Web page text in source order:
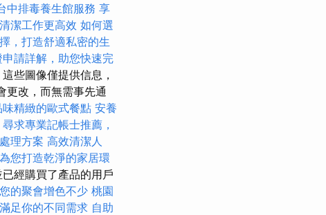
中排毒養生館服務 享
潔工作更高效 如何選
，打造舒適私密的生
請詳解，助您快速完
這些圖像僅提供信息，
更改，而無需事先通
精緻的歐式餐點 安養
尋求專業記帳士推薦，
理方案 高效清潔人
您打造乾淨的家居環
經購買了產品的用戶
的聚會增色不少 桃園
足你的不同需求 自助